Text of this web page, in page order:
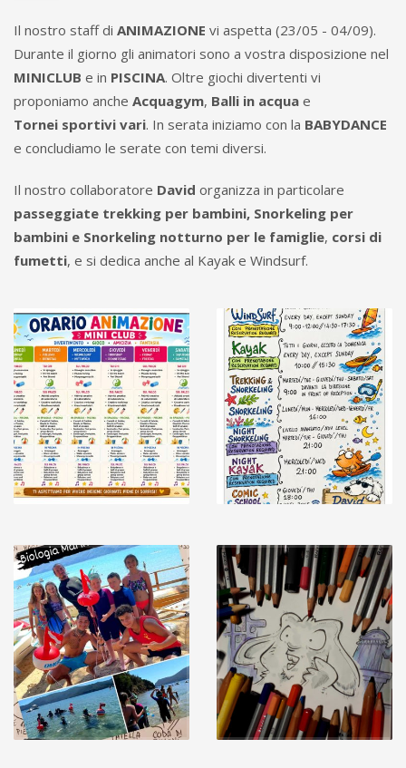
Il nostro staff di ANIMAZIONE vi aspetta (23/05 - 04/09).
Durante il giorno gli animatori sono a vostra disposizione nel
MINICLUB e in PISCINA. Oltre giochi divertenti vi
proponiamo anche Acquagym, Balli in acqua e
Tornei sportivi vari. In serata iniziamo con la BABYDANCE
e concludiamo le serate con temi diversi.
Il nostro collaboratore David organizza in particolare
passeggiate trekking per bambini, Snorkeling per
bambini e Snorkeling notturno per le famiglie, corsi di
fumetti, e si dedica anche al Kayak e Windsurf.